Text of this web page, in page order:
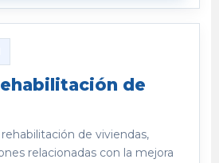
de
de viviendas,
relacionadas con la mejora